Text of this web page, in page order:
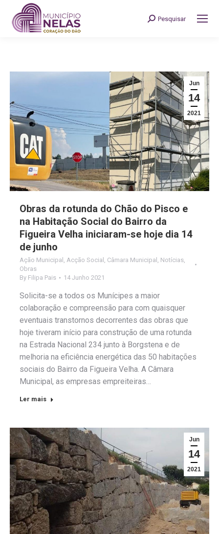
Search:
Pesquisar
Jun
14
2021
Obras da rotunda do Chão do Pisco e
na Habitação Social do Bairro da
Figueira Velha iniciaram-se hoje dia 14
de junho
Ação Municipal , Acção Social , Câmara Municipal , Notícias,
Obras
By Filipa Pais 14 Junho 2021
Solicita-se a todos os Munícipes a maior
colaboração e compreensão para com quaisquer
eventuais transtornos decorrentes das obras que
hoje tiveram início para construção de uma rotunda
na Estrada Nacional 234 junto à Borgstena e de
melhoria na eficiência energética das 50 habitações
sociais do Bairro da Figueira Velha. A Câmara
Municipal, as empresas empreiteiras…
Ler mais
Jun
14
2021